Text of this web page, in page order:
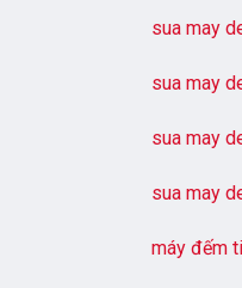
sua may
sua may
sua may
sua may
máy đếm